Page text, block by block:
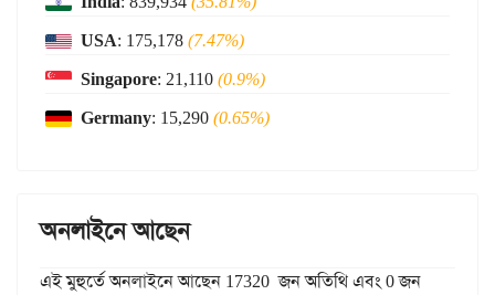
USA: 175,178(7.47%)
Singapore: 21,110(0.9%)
Germany: 15,290(0.65%)
অনলাইনে আছেন
এই মুহুর্তে অনলাইনে আছেন 17320 জন অতিথি এবং 0 জন